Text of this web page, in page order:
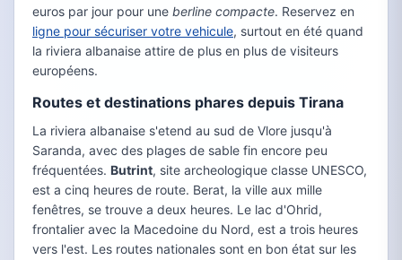
euros par jour pour une berline compacte. Reservez en
ligne pour sécuriser votre vehicule, surtout en été quand
la riviera albanaise attire de plus en plus de visiteurs
européens.
Routes et destinations phares depuis Tirana
La riviera albanaise s'etend au sud de Vlore jusqu'à
Saranda, avec des plages de sable fin encore peu
fréquentées. Butrint, site archeologique classe UNESCO,
est a cinq heures de route. Berat, la ville aux mille
fenêtres, se trouve a deux heures. Le lac d'Ohrid,
frontalier avec la Macedoine du Nord, est a trois heures
vers l'est. Les routes nationales sont en bon état sur les